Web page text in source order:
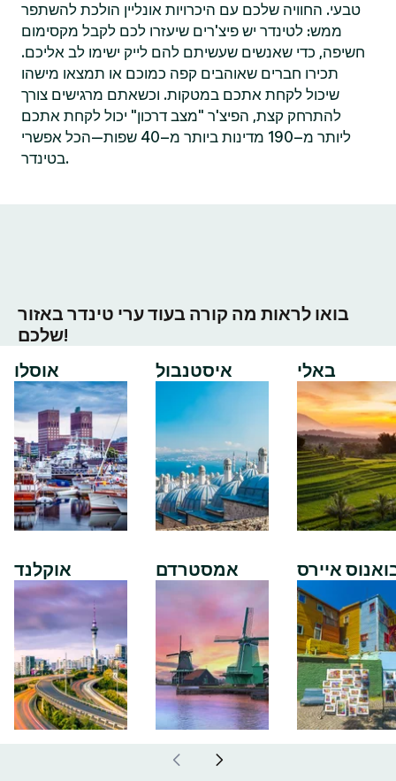
טבעי. החוויה שלכם עם היכרויות אונליין הולכת להשתפר
ממש: לטינדר יש פיצ'רים שיעזרו לכם לקבל מקסימום
חשיפה, כדי שאנשים שעשיתם להם לייק ישימו לב אליכם.
תכירו חברים שאוהבים קפה כמוכם או תמצאו מישהו
שיכול לקחת אתכם במטקות. וכשאתם מרגישים צורך
להתרחק קצת, הפיצ'ר "מצב דרכון" יכול לקחת אתכם
ליותר מ–190 מדינות ביותר מ–40 שפות—הכל אפשרי
בטינדר.
בואו לראות מה קורה בעוד ערי טינדר באזור
שלכם!
אוסלו
אוקלנד
איסטנבול
אמסטרדם
באלי
איירס